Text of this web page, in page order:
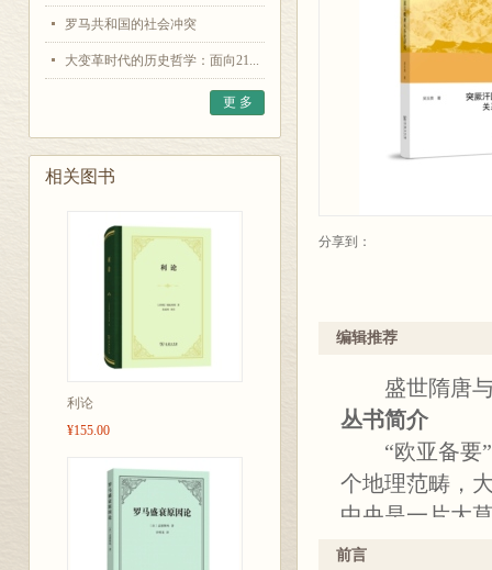
罗马共和国的社会冲突
大变革时代的历史哲学：面向21...
更 多
相关图书
利论
¥155.00
分享到：
编辑推荐
盛世隋唐与
丛书简介
“欧亚备要”
个地理范畴，
中央是一片大
括其周边）无
前言